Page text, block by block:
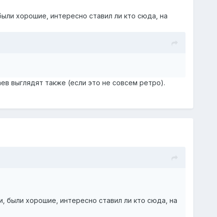
хорошие, интересно ставил ли кто сюда, на
выглядят также (если это не совсем ретро).
были хорошие, интересно ставил ли кто сюда, на